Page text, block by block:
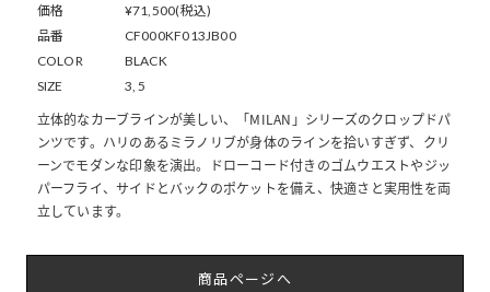
価格
¥71,500(税込)
品番
CF000KF013JB00
COLOR
BLACK
SIZE
3, 5
立体的なカーブラインが美しい、「MILAN」シリーズのクロップドパ
ンツです。ハリのあるミラノリブが身体のラインを拾いすぎず、クリ
ーンでモダンな印象を演出。ドローコード付きのゴムウエストやジッ
パーフライ、サイドとバックのポケットを備え、快適さと実用性を両
立しています。
商品ページへ